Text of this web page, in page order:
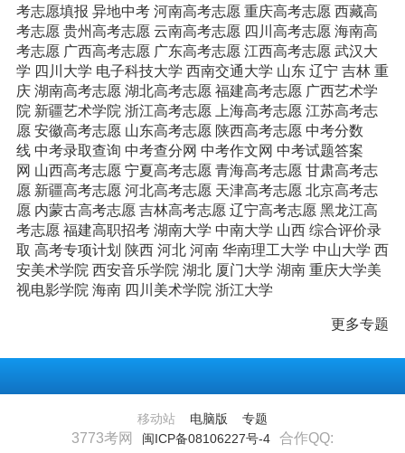
考志愿填报 异地中考 河南高考志愿 重庆高考志愿 西藏高
考志愿 贵州高考志愿 云南高考志愿 四川高考志愿 海南高
考志愿 广西高考志愿 广东高考志愿 江西高考志愿 武汉大
学 四川大学 电子科技大学 西南交通大学 山东 辽宁 吉林 重
庆 湖南高考志愿 湖北高考志愿 福建高考志愿 广西艺术学
院 新疆艺术学院 浙江高考志愿 上海高考志愿 江苏高考志
愿 安徽高考志愿 山东高考志愿 陕西高考志愿 中考分数
线 中考录取查询 中考查分网 中考作文网 中考试题答案
网 山西高考志愿 宁夏高考志愿 青海高考志愿 甘肃高考志
愿 新疆高考志愿 河北高考志愿 天津高考志愿 北京高考志
愿 内蒙古高考志愿 吉林高考志愿 辽宁高考志愿 黑龙江高
考志愿 福建高职招考 湖南大学 中南大学 山西 综合评价录
取 高考专项计划 陕西 河北 河南 华南理工大学 中山大学 西
安美术学院 西安音乐学院 湖北 厦门大学 湖南 重庆大学美
视电影学院 海南 四川美术学院 浙江大学
更多专题
移动站 电脑版 专题
3773考网 闽ICP备08106227号-4 合作QQ: